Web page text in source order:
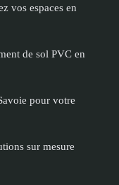
vos espaces en
de sol PVC en
pour votre
sur mesure